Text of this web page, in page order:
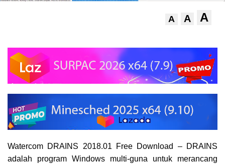
A A A
Watercom DRAINS 2018.01 Free Download – DRAINS
adalah program Windows multi-guna untuk merancang